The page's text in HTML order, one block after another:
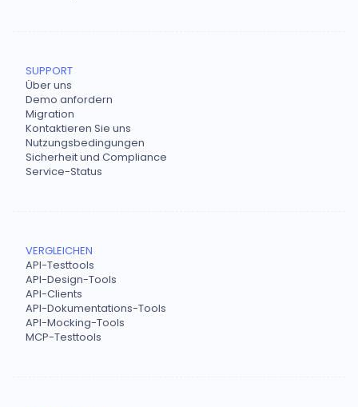
SUPPORT
Über uns
Demo anfordern
Migration
Kontaktieren Sie uns
Nutzungsbedingungen
Sicherheit und Compliance
Service-Status
VERGLEICHEN
API-Testtools
API-Design-Tools
API-Clients
API-Dokumentations-Tools
API-Mocking-Tools
MCP-Testtools